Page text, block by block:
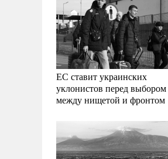
ЕС ставит украинских
уклонистов перед выбором
между нищетой и фронтом